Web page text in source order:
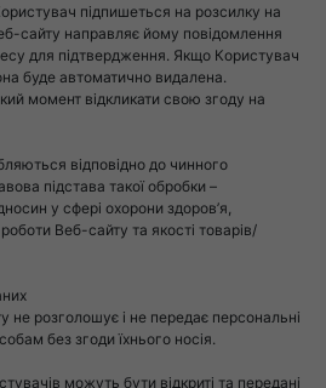
підпишеться на розсилку на
сайту направляє йому повідомлення
для підтвердження. Якщо Користувач
буде автоматично видалена.
момент відкликати свою згоду на
відповідно до чинного
підстава такої обробки –
у сфері охорони здоров’я,
Веб-сайту та якості товарів/
не розголошує і не передає персональні
без згоди їхнього носія.
можуть бути відкриті та передані